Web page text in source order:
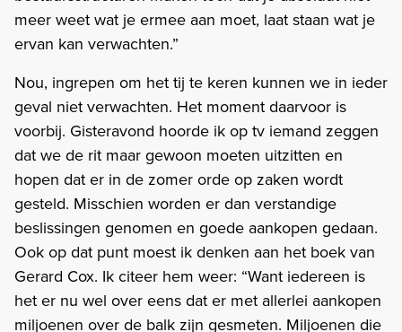
meer weet wat je ermee aan moet, laat staan wat je
ervan kan verwachten.”
Nou, ingrepen om het tij te keren kunnen we in ieder
geval niet verwachten. Het moment daarvoor is
voorbij. Gisteravond hoorde ik op tv iemand zeggen
dat we de rit maar gewoon moeten uitzitten en
hopen dat er in de zomer orde op zaken wordt
gesteld. Misschien worden er dan verstandige
beslissingen genomen en goede aankopen gedaan.
Ook op dat punt moest ik denken aan het boek van
Gerard Cox. Ik citeer hem weer: “Want iedereen is
het er nu wel over eens dat er met allerlei aankopen
miljoenen over de balk zijn gesmeten. Miljoenen die